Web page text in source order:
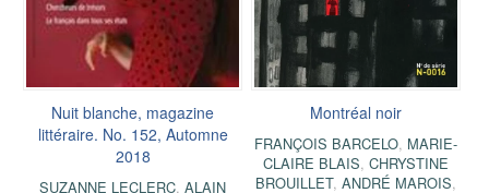
Nuit blanche, magazine
littéraire. No. 152, Automne
2018
SUZANNE LECLERC,ALAIN
Montréal noir
FRANÇOIS BARCELO, MARIE-
CLAIRE BLAIS,CHRYSTINE
BROUILLET,ANDRÉ MAROIS,